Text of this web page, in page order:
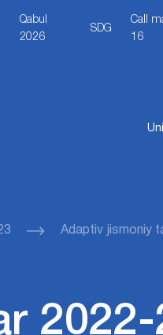
Qabul
2026
SDG
Call
16
Adaptiv jismoniy
2022-